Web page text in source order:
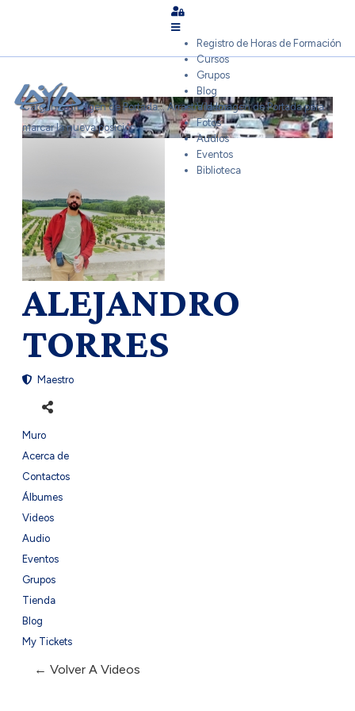
Sign In
Registro de Horas de Formación
Cursos
Grupos
Blog
Videos
Fotos
Audios
Eventos
Biblioteca
Cargando Imagen de Portada... Arrastra la Imagen de Portada para
marcar la nueva posición
ALEJANDRO
TORRES
Maestro
Muro
Acerca de
Contactos
Álbumes
Videos
Audio
Eventos
Grupos
Tienda
Blog
My Tickets
← Volver A Videos